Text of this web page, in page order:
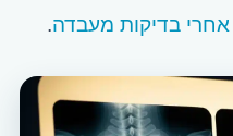
בדיקות מעבדה.